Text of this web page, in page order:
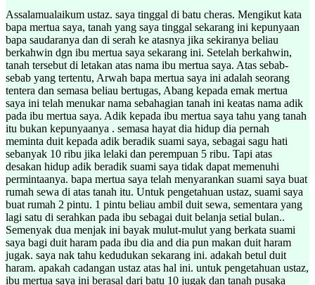
Assalamualaikum ustaz. saya tinggal di batu cheras. Mengikut kata
bapa mertua saya, tanah yang saya tinggal sekarang ini kepunyaan
bapa saudaranya dan di serah ke atasnya jika sekiranya beliau
berkahwin dgn ibu mertua saya sekarang ini. Setelah berkahwin,
tanah tersebut di letakan atas nama ibu mertua saya. Atas sebab-
sebab yang tertentu, Arwah bapa mertua saya ini adalah seorang
tentera dan semasa beliau bertugas, Abang kepada emak mertua
saya ini telah menukar nama sebahagian tanah ini keatas nama adik
pada ibu mertua saya. Adik kepada ibu mertua saya tahu yang tanah
itu bukan kepunyaanya . semasa hayat dia hidup dia pernah
meminta duit kepada adik beradik suami saya, sebagai sagu hati
sebanyak 10 ribu jika lelaki dan perempuan 5 ribu. Tapi atas
desakan hidup adik beradik suami saya tidak dapat memenuhi
permintaanya. bapa mertua saya telah menyarankan suami saya buat
rumah sewa di atas tanah itu. Untuk pengetahuan ustaz, suami saya
buat rumah 2 pintu. 1 pintu beliau ambil duit sewa, sementara yang
lagi satu di serahkan pada ibu sebagai duit belanja setial bulan..
Semenyak dua menjak ini bayak mulut-mulut yang berkata suami
saya bagi duit haram pada ibu dia and dia pun makan duit haram
jugak. saya nak tahu kedudukan sekarang ini. adakah betul duit
haram. apakah cadangan ustaz atas hal ini. untuk pengetahuan ustaz,
ibu mertua saya ini berasal dari batu 10 jugak dan tanah pusaka